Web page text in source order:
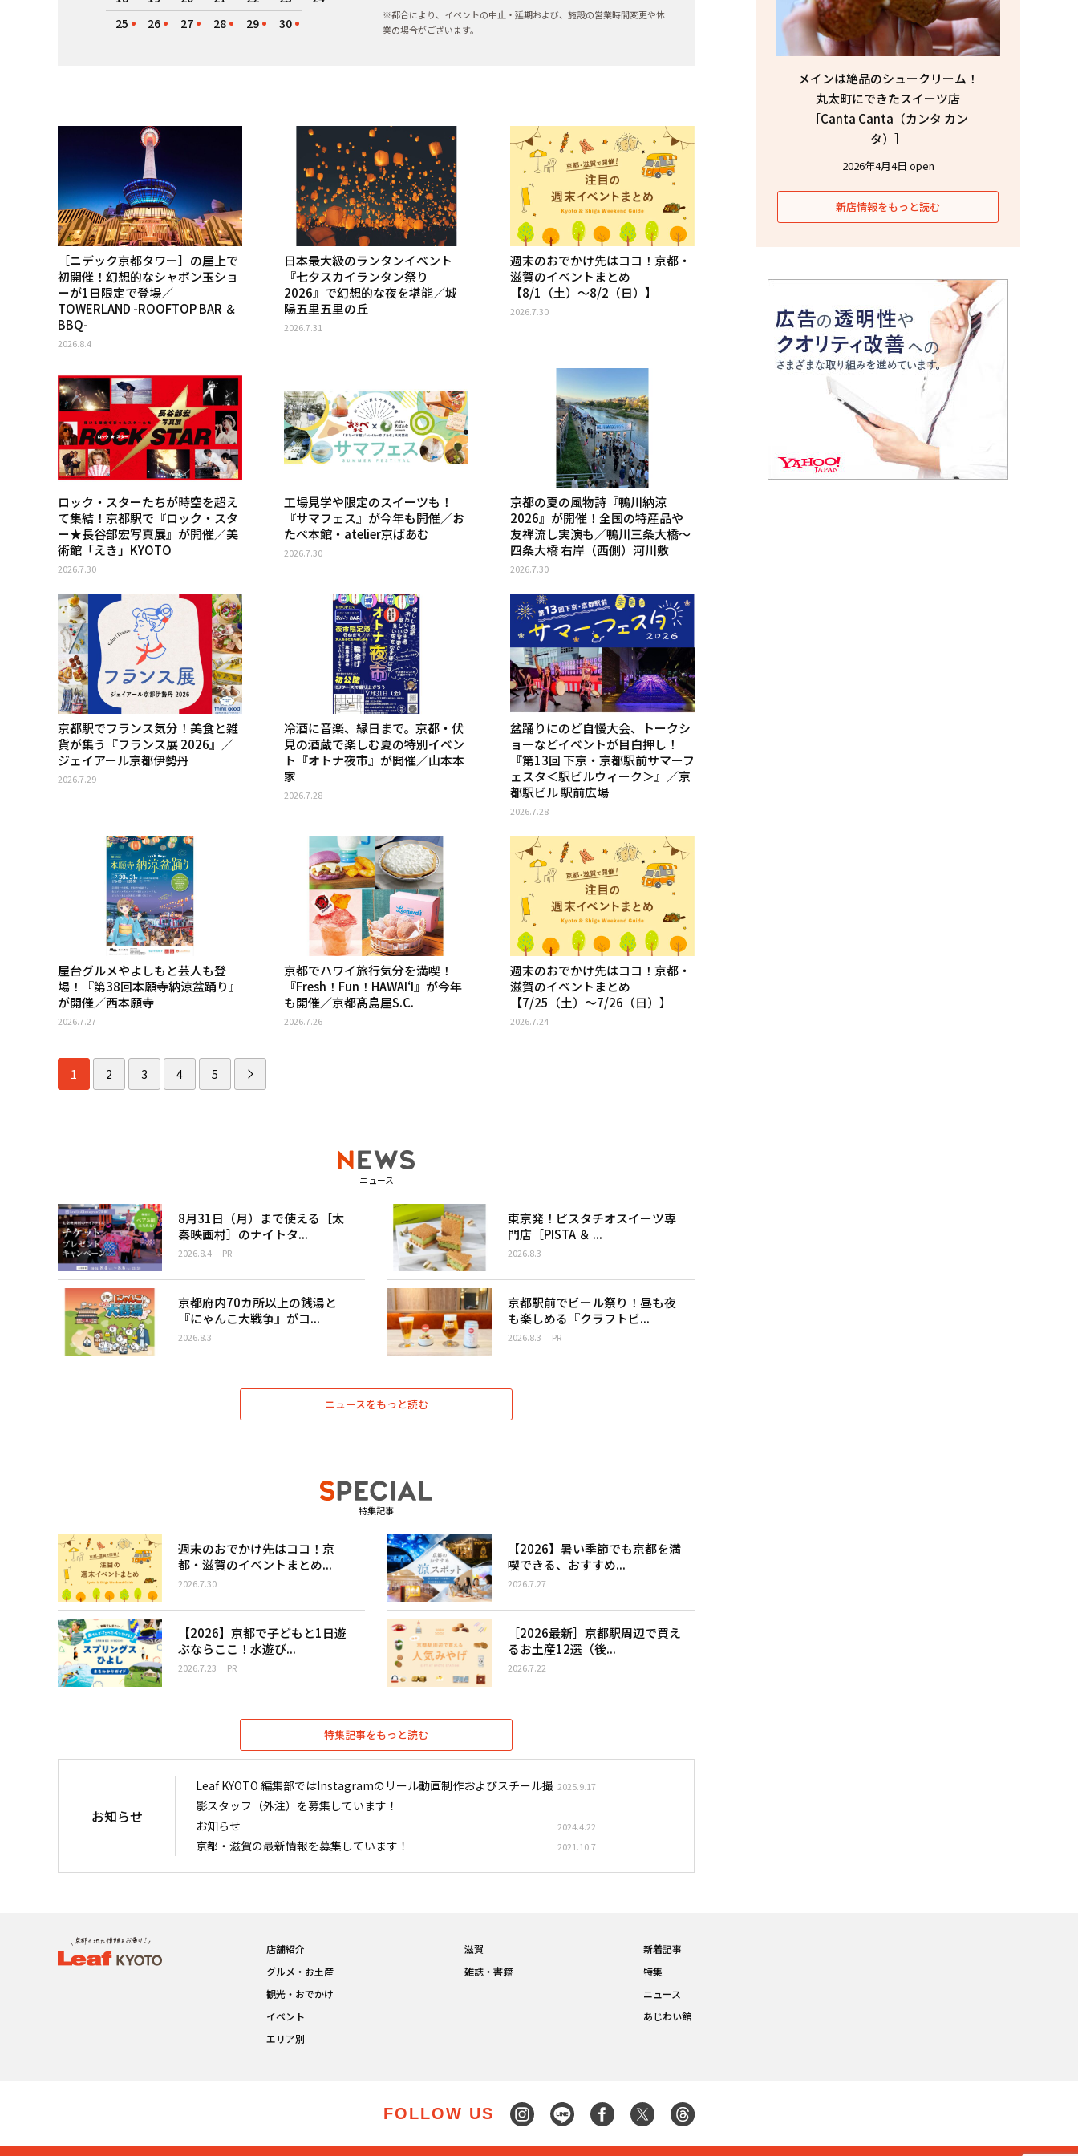
25
26 27 28 29 30
※都合により、イベントの中止・延期および、施設の営業時間変更や休
業の場合がございます。
［ニデック京都タワー］の屋上で
初開催！幻想的なシャボン玉ショ
ーが1日限定で登場／
TOWERLAND -ROOFTOP BAR ＆
BBQ-
2026.8.4
日本最大級のランタンイベント
『七夕スカイランタン祭り
2026』で幻想的な夜を堪能／城
陽五里五里の丘
2026.7.31
週末のおでかけ先はココ！京都・
滋賀のイベントまとめ
【8/1（土）〜8/2（日）】
2026.7.30
ロック・スターたちが時空を超え
て集結！京都駅で『ロック・スタ
ー★長谷部宏写真展』が開催／美
術館「えき」KYOTO
2026.7.30
工場見学や限定のスイーツも！
『サマフェス』が今年も開催／お
たべ本館・atelier京ばあむ
2026.7.30
京都の夏の風物詩『鴨川納涼
2026』が開催！全国の特産品や
友禅流し実演も／鴨川三条大橋〜
四条大橋 右岸（西側）河川敷
2026.7.30
京都駅でフランス気分！美食と雑
貨が集う『フランス展 2026』／
ジェイアール京都伊勢丹
2026.7.29
冷酒に音楽、縁日まで。京都・伏
見の酒蔵で楽しむ夏の特別イベン
ト『オトナ夜市』が開催／山本本
家
2026.7.28
盆踊りにのど自慢大会、トークシ
ョーなどイベントが目白押し！
『第13回 下京・京都駅前サマーフ
ェスタ＜駅ビルウィーク＞』／京
都駅ビル 駅前広場
2026.7.28
屋台グルメやよしもと芸人も登
場！『第38回本願寺納涼盆踊り』
が開催／西本願寺
2026.7.27
京都でハワイ旅行気分を満喫！
『Fresh！Fun！HAWAIʻI』が今年
も開催／京都髙島屋S.C.
2026.7.26
週末のおでかけ先はココ！京都・
滋賀のイベントまとめ
【7/25（土）〜7/26（日）】
2026.7.24
1 2 3 4 5
ニュース
8月31日（月）まで使える［太
秦映画村］のナイトタ...
2026.8.4 PR
東京発！ピスタチオスイーツ専
門店［PISTA ＆ ...
2026.8.3
京都府内70カ所以上の銭湯と
『にゃんこ大戦争』がコ...
2026.8.3
京都駅前でビール祭り！昼も夜
も楽しめる『クラフトビ...
2026.8.3 PR
ニュースをもっと読む
特集記事
週末のおでかけ先はココ！京
都・滋賀のイベントまとめ...
2026.7.30
【2026】暑い季節でも京都を満
喫できる、おすすめ...
2026.7.27
【2026】京都で子どもと1日遊
ぶならここ！水遊び...
2026.7.23 PR
［2026最新］京都駅周辺で買え
るお土産12選（後...
2026.7.22
特集記事をもっと読む
メインは絶品のシュークリーム！
丸太町にできたスイーツ店
［Canta Canta（カンタ カン
タ）］
2026年4月4日 open
新店情報をもっと読む
お知らせ
Leaf KYOTO 編集部ではInstagramのリール動画制作およびスチール撮
影スタッフ（外注）を募集しています！
2025.9.17
お知らせ 2024.4.22
京都・滋賀の最新情報を募集しています！ 2021.10.7
店舗紹介
グルメ・お土産
観光・おでかけ
イベント
エリア別
滋賀
雑誌・書籍
新着記事
特集
ニュース
あじわい館
FOLLOW US